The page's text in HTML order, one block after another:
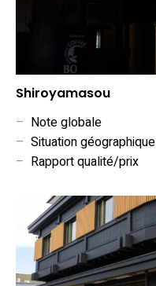
Shiroyamasou
– Note globale
– Situation géographique
– Rapport qualité/prix